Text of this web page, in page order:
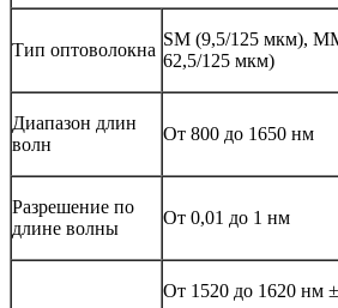
Тип оптоволокна
SM (9,5/125 мкм),
62,5/125 мкм)
Диапазон длин
волн
От 800 до 1650 нм
Разрешение по
длине волны
От 0,01 до 1 нм
От 1520 до 1620 нм